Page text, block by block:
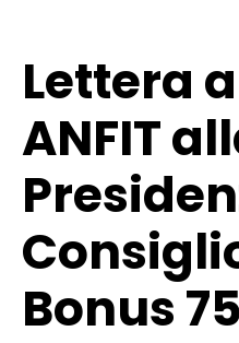
Lettera
ANFIT
Bonus